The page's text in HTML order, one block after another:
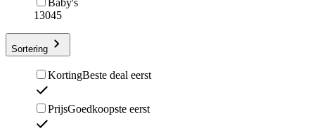
13045
Sortering
KortingBeste deal eerst
PrijsGoedkoopste eerst